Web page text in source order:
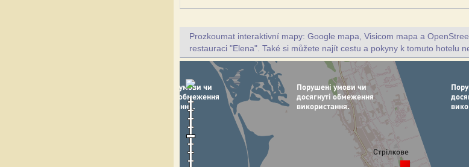
Prozkoumat interaktivní mapy: Google mapa, Visicom mapa a
restauraci "Elena". Také si můžete najít cestu a pokyny k tomuto hotelu